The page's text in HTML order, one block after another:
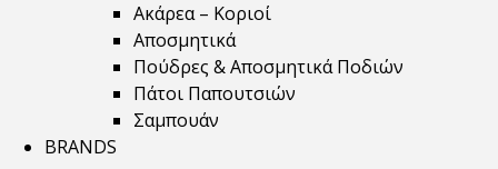
Ακάρεα – Κοριοί
Αποσμητικά
Πούδρες & Αποσμητικά Ποδιών
Πάτοι Παπουτσιών
Σαμπουάν
BRANDS